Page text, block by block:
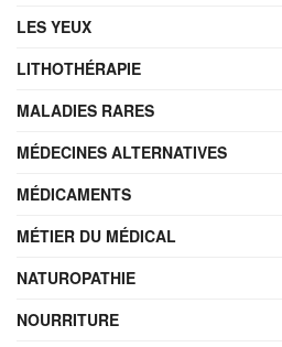
LES YEUX
LITHOTHÉRAPIE
MALADIES RARES
MÉDECINES ALTERNATIVES
MÉDICAMENTS
MÉTIER DU MÉDICAL
NATUROPATHIE
NOURRITURE